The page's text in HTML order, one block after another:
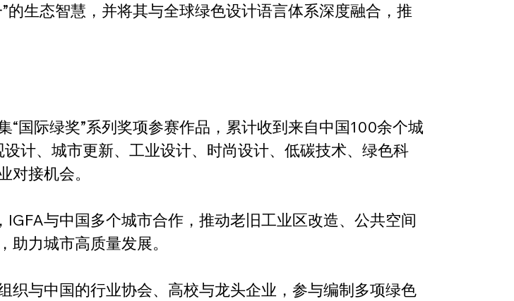
生态智慧，并将其与全球绿色设计语言体系深度融合，推
国际绿奖”系列奖项参赛作品，累计收到来自中国100余个城
计、城市更新、工业设计、时尚设计、低碳技术、绿色科
接机会。
与中国多个城市合作，推动老旧工业区改造、公共空间
力城市高质量发展。
与中国的行业协会、高校与龙头企业，参与编制多项绿色